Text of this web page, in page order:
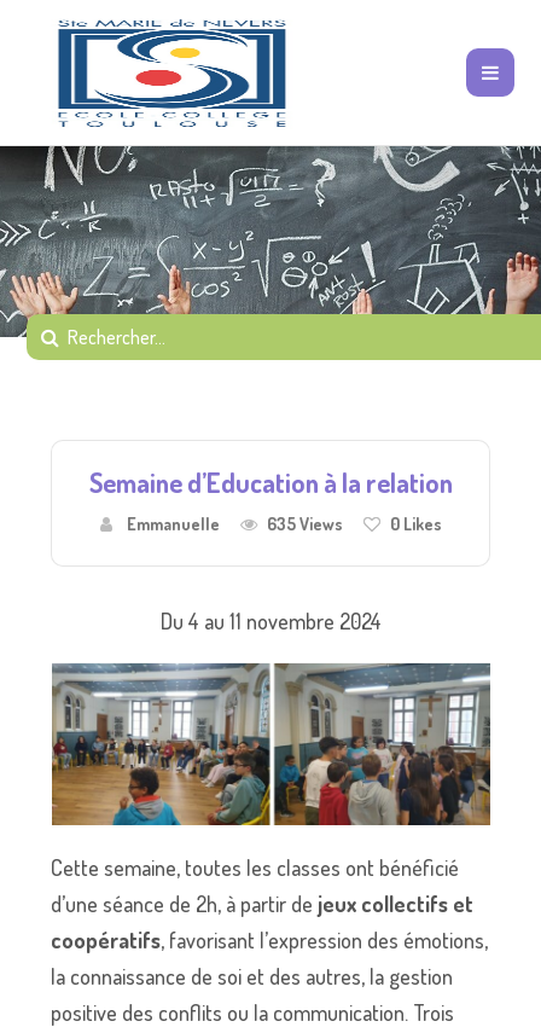
Semaine d’Education à la relation
Emmanuelle 635 Views 0Likes
Du 4 au 11 novembre 2024
Cette semaine, toutes les classes ont bénéficié
d’une séance de 2h, à partir de jeux collectifs et
coopératifs, favorisant l’expression des émotions,
la connaissance de soi et des autres, la gestion
positive des conflits ou la communication. Trois